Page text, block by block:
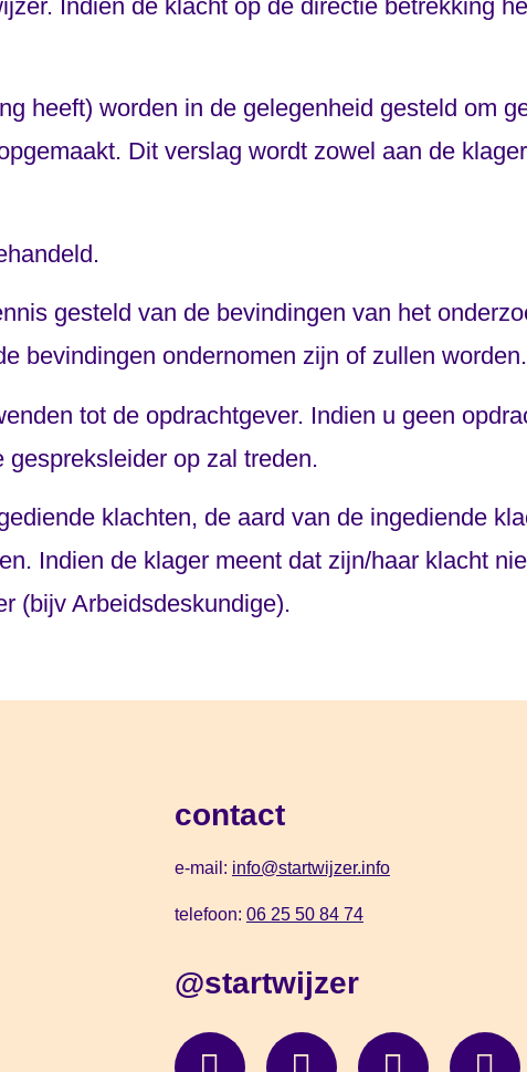
Indien de klacht op de directie betrekking
heeft) worden in de gelegenheid gesteld om
Dit verslag wordt zowel aan de
gesteld van de bevindingen van het
bevindingen ondernomen zijn of zullen worden.
tot de opdrachtgever. Indien u geen
op zal treden.
klachten, de aard van de ingediende
Indien de klager meent dat zijn/haar klacht
(bijv Arbeidsdeskundige).
contact
e-mail: info@startwijzer.info
telefoon: 06 25 50 84 74
@startwijzer